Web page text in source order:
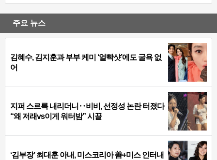
주요 뉴스
김혜수, 김지훈과 부부 케미 ‘얼빡샷’에도 굴욕 없
어
지퍼 스르륵 내리더니‥비비, 선정성 논란 터졌다
“왜 저래vs이게 워터밤” 시끌
‘김부장’ 최대훈 아내, 미스코리아 善+미스 인터내